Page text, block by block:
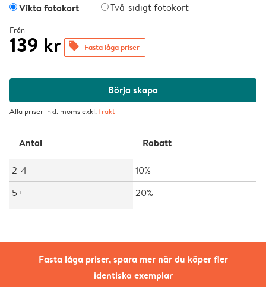
Fasta låga priser, spara mer när du köper fler
identiska exemplar
Vikta fotokort Två-sidigt fotokort
Från
139 kr offers Fasta låga priser
Börja skapa
Alla priser inkl. moms exkl.frakt
Antal Rabatt
2-4
10%
5+
20%